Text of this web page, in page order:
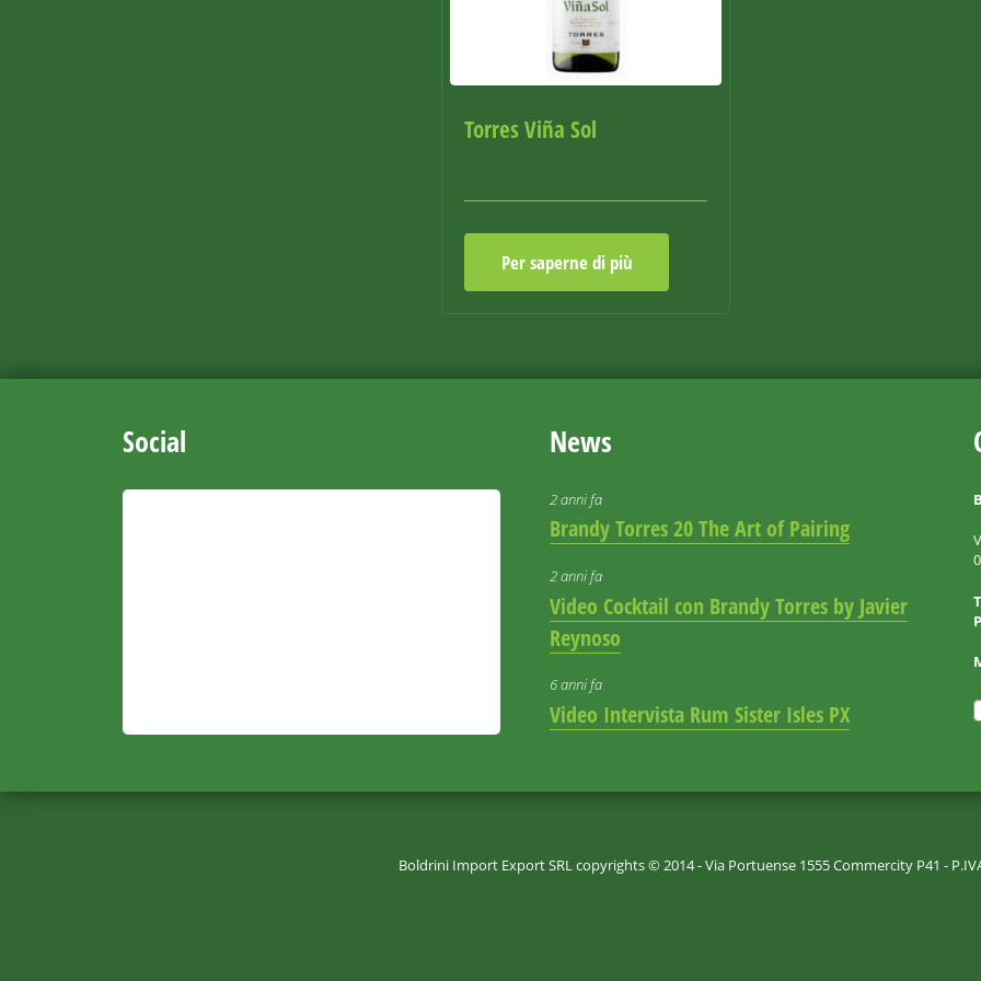
Torres Viña Sol
Per saperne di più
Social News
2 anni fa
Brandy Torres 20 The Art of Pairing
2 anni fa
Video Cocktail con Brandy Torres by Javier
Reynoso
6 anni fa
Video Intervista Rum Sister Isles PX
Boldrini Import Export SRL copyrights © 2014 - Via Portuense 1555 Commercity P41 -